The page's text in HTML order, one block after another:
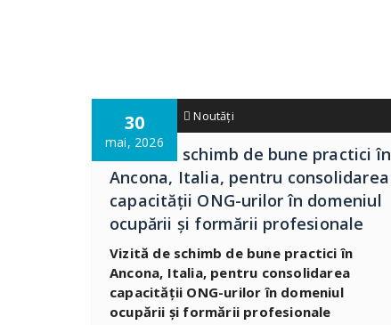
30
mai, 2026
admin01 Noutăți
Vizită de schimb de bune practici în
Ancona, Italia, pentru consolidarea
capacității ONG-urilor în domeniul
ocupării și formării profesionale
Vizită de schimb de bune practici în
Ancona, Italia, pentru consolidarea
capacității ONG-urilor în domeniul
ocupării și formării profesionale